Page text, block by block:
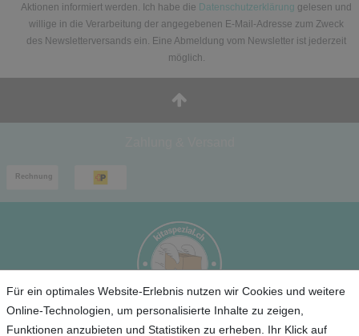
Aktionen informiert werden. Ich habe die Datenschutzerklärung gelesen und
willige in die Verarbeitung der angegebenen E-Mail-Adresse zum Zweck
des Newsletterversands ein. Eine Abmeldung vom Newsletter ist jederzeit
möglich.
Für ein optimales Website-Erlebnis nutzen wir Cookies und weitere
Online-Technologien, um personalisierte Inhalte zu zeigen,
Funktionen anzubieten und Statistiken zu erheben. Ihr Klick auf